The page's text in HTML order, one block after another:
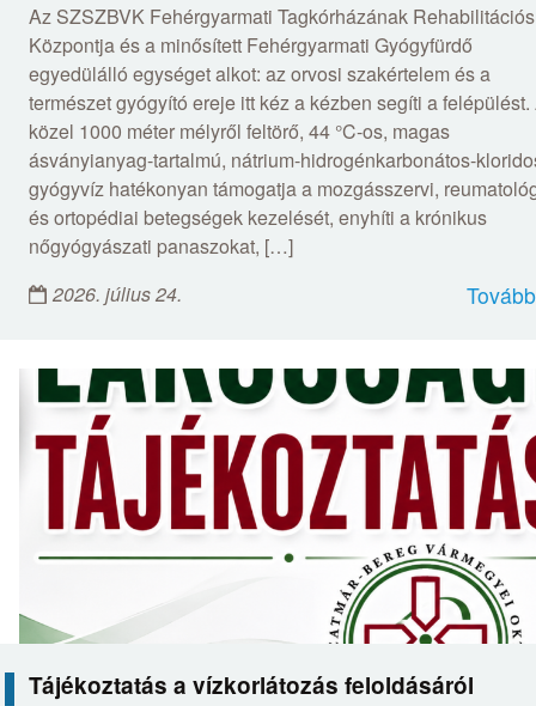
Az SZSZBVK Fehérgyarmati Tagkórházának Rehabilitációs
Központja és a minősített Fehérgyarmati Gyógyfürdő
egyedülálló egységet alkot: az orvosi szakértelem és a
természet gyógyító ereje itt kéz a kézben segíti a felépülést.
közel 1000 méter mélyről feltörő, 44 °C-os, magas
ásványianyag-tartalmú, nátrium-hidrogénkarbonátos-
gyógyvíz hatékonyan támogatja a mozgásszervi,
és ortopédiai betegségek kezelését, enyhíti a krónikus
nőgyógyászati panaszokat, […]
2026. július 24.
Tájékoztatás a vízkorlátozás feloldásáról